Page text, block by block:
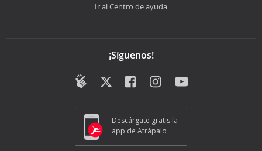
Ir al Centro de ayuda
¡Síguenos!
Descárgate gratis la
app de Atrápalo